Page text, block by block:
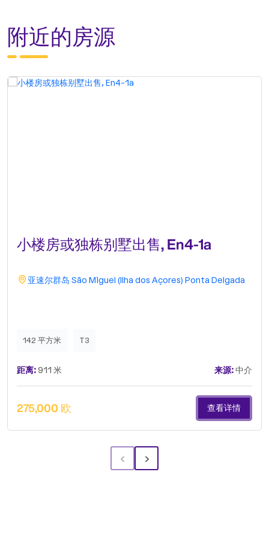
附近的房源
小楼房或独栋别墅出售, En4-1a
亚速尔群岛 São Miguel (Ilha dos Açores) Ponta Delgada
142 平方米 T3
距离:911 米 来源:中介
275,000 欧 查看详情
‹ ›